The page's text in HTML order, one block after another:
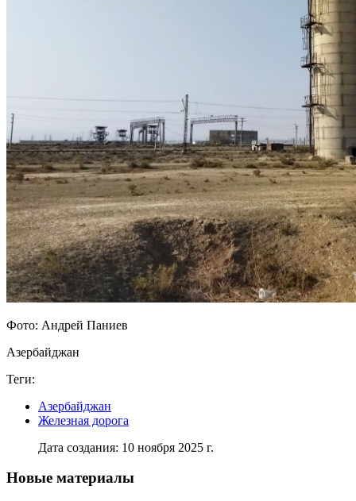
Фото: Андрей Паниев
Азербайджан
Теги:
Азербайджан
Железная дорога
Дата создания: 10 ноября 2025 г.
Новые материалы